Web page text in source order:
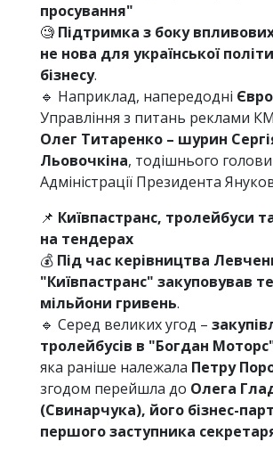
просування"
🧐 Підтримка з боку
не нова для української
бізнесу.
🔹 Наприклад, напередодні
Управління з питань реклами
Олег Титаренко – шурин
Льовочкіна, тодішнього голови
Адміністрації Президента
📌 Київпастранс, тролейбуси
на тендерах
💰 Під час керівництва
"Київпастранс" закуповував
мільйони гривень.
🔹 Серед великих угод –
тролейбусів в "Богдан
яка раніше належала Петру
згодом перейшла до Олега
(Свинарчука), його бізнес-
першого заступника